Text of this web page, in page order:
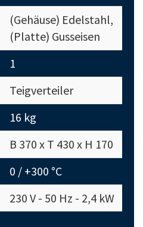
(Gehäuse) Edelstahl,
(Platte) Gusseisen
1
Teigverteiler
16 kg
B 370 x T 430 x H 170
0 / +300 °C
230 V - 50 Hz - 2,4 kW